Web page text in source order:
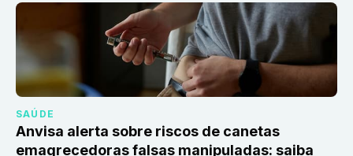
SAÚDE
Anvisa alerta sobre riscos de canetas
emagrecedoras falsas manipuladas: saiba